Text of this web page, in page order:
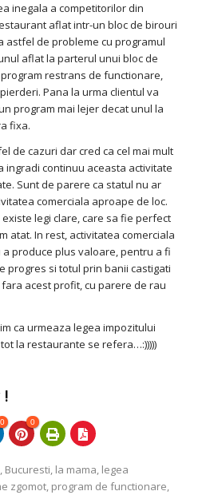
inegala a competitorilor din
aflat intr-un bloc de birouri
astfel de probleme cu programul
aflat la parterul unui bloc de
restrans de functionare,
Pana la urma clientul va
program mai lejer decat unul la
fixa.
de cazuri dar cred ca cel mai mult
ingradi continuu aceasta activitate
Sunt de parere ca statul nu ar
comerciala aproape de loc.
legi clare, care sa fie perfect
atat. In rest, activitatea comerciala
produce plus valoare, pentru a fi
progres si totul prin banii castigati
acest profit, cu parere de rau
ca urmeaza legea impozitului
la restaurante se refera…:)))))
0 0
, Bucuresti, la mama, legea
zgomot, program de functionare,